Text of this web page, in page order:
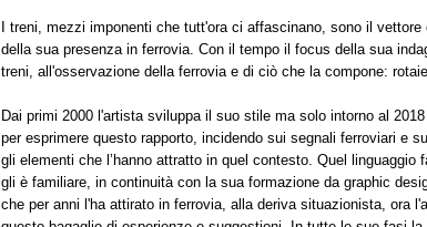
I treni, mezzi imponenti che tutt'ora ci affascinano, sono il
della sua presenza in ferrovia. Con il tempo il focus della sua
treni, all'osservazione della ferrovia e di ciò che la compone:
Dai primi 2000 l'artista sviluppa il suo stile ma solo intorno al
per esprimere questo rapporto, incidendo sui segnali ferroviari e
gli elementi che l’hanno attratto in quel contesto. Quel linguaggio
gli è familiare, in continuità con la sua formazione da graphic
che per anni l'ha attirato in ferrovia, alla deriva situazionista, ora